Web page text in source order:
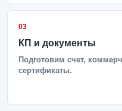
03
КП и документы
Подготовим счет,
сертификаты.